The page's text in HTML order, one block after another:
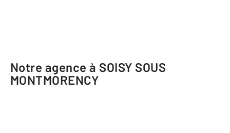
Notre agence à SOISY SOUS
MONTMORENCY